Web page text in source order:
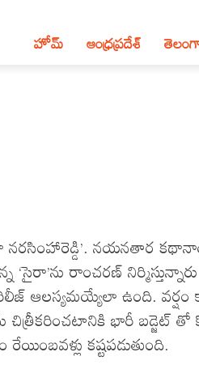
హోమ్ ఆంధ్ర‌ప్ర‌దేశ్‌
నరసింహారెడ్డి’. నయనతార
‘సైరా’ను రాంచరణ్
ఆలస్యమయ్యేలా ఉంది.
చిత్రీకరించటానికి భారీ
కష్టపడుతుంది.